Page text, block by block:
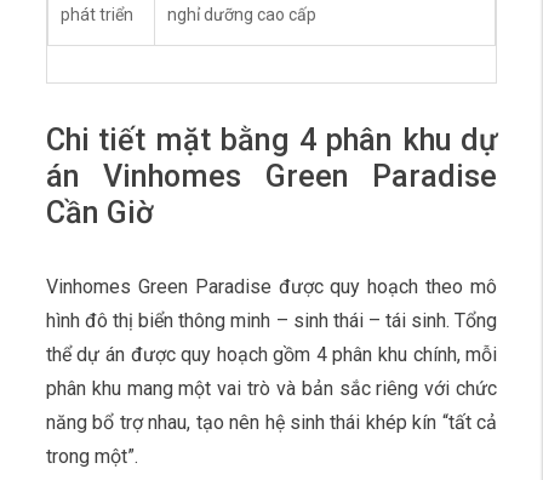
phát triển nghỉ dưỡng cao cấp
Chi tiết mặt bằng 4 phân khu dự
án Vinhomes Green Paradise
Cần Giờ
Vinhomes Green Paradise được quy hoạch theo mô
hình đô thị biển thông minh – sinh thái – tái sinh. Tổng
thể dự án được quy hoạch gồm 4 phân khu chính, mỗi
phân khu mang một vai trò và bản sắc riêng với chức
năng bổ trợ nhau, tạo nên hệ sinh thái khép kín “tất cả
trong một”.